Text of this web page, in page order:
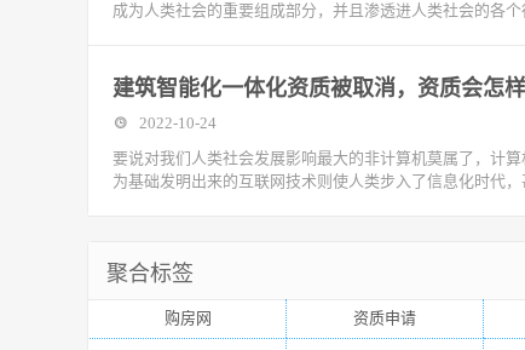
成为人类社会的重要组成部分，并且渗透进人类社会的各
建筑智能化一体化资质被取消，资质会怎样
2022-10-24
要说对我们人类社会发展影响最大的非计算机莫属了，计
为基础发明出来的互联网技术则使人类步入了信息化时代
聚合标签
购房网 资质申请